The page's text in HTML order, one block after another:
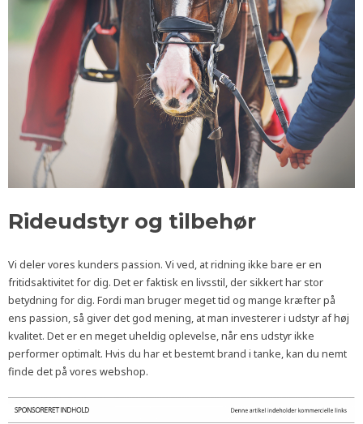
Rideudstyr og tilbehør
Vi deler vores kunders passion. Vi ved, at ridning ikke bare er en
fritidsaktivitet for dig. Det er faktisk en livsstil, der sikkert har stor
betydning for dig. Fordi man bruger meget tid og mange kræfter på
ens passion, så giver det god mening, at man investerer i udstyr af høj
kvalitet. Det er en meget uheldig oplevelse, når ens udstyr ikke
performer optimalt. Hvis du har et bestemt brand i tanke, kan du nemt
finde det på vores webshop.